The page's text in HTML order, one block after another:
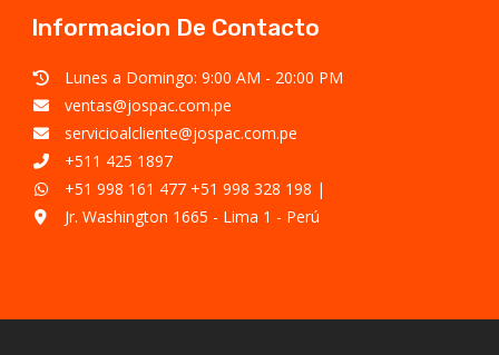
Informacion De Contacto
Lunes a Domingo: 9:00 AM - 20:00 PM
ventas@jospac.com.pe
servicioalcliente@jospac.com.pe
+511 425 1897
+51 998 161 477 +51 998 328 198 |
Jr. Washington 1665 - Lima 1 - Perú